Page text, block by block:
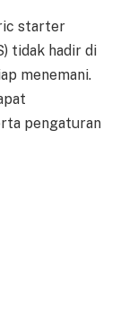
starter
tidak hadir di
menemani.
pengaturan